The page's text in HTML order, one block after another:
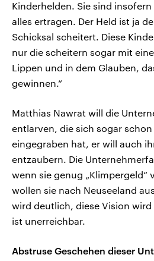
Kinderhelden. Sie sind
alles ertragen. Der Held ist ja
Schicksal scheitert. Diese
nur die scheitern sogar mit
Lippen und in dem Glauben,
gewinnen.“
Matthias Nawrat will die
entlarven, die sich sogar
eingegraben hat, er will auch
entzaubern. Die
wenn sie genug „Klimpergeld“
wollen sie nach Neuseeland
wird deutlich, diese Vision
ist unerreichbar.
Abstruse Geschehen dieser